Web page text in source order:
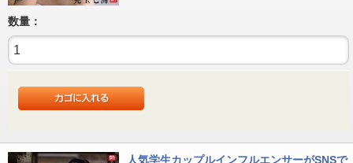
数量：
人気学生カップルインフルエンサーがSNSで